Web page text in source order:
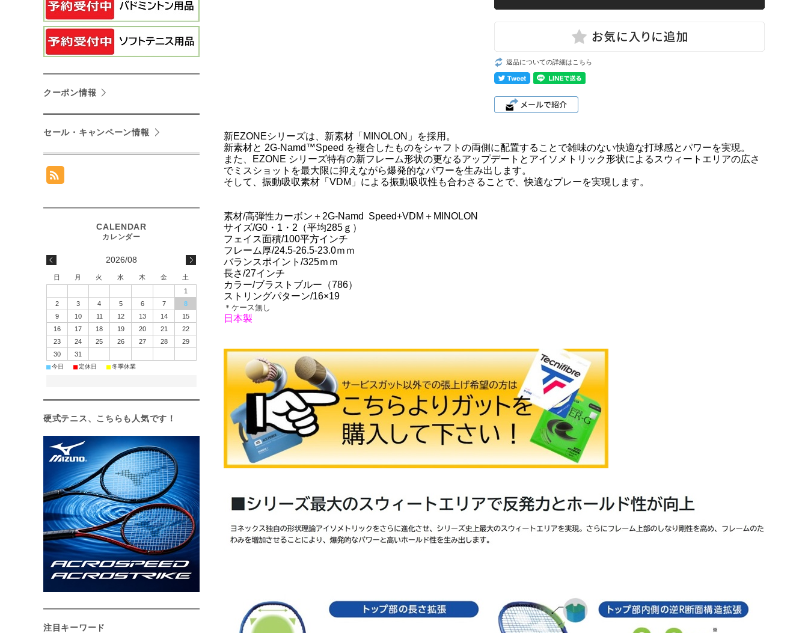
返品についての詳細はこちら
新EZONEシリーズは、新素材「MINOLON」を採用。
新素材と 2G-Namd™Speed を複合したものをシャフトの両側に配置することで雑味のない快適な打球感とパワーを実現。
また、EZONE シリーズ特有の新フレーム形状の更なるアップデートとアイソメトリック形状によるスウィートエリアの広さ
でミスショットを最大限に抑えながら爆発的なパワーを生み出します。
そして、振動吸収素材「VDM」による振動吸収性も合わさることで、快適なプレーを実現します。
素材/高弾性カーボン＋2G-Namd Speed+VDM＋MINOLON
サイズ/G0・1・2（平均285ｇ）
フェイス面積/100平方インチ
フレーム厚/24.5-26.5-23.0ｍｍ
バランスポイント/325ｍｍ
長さ/27インチ
カラー/ブラストブルー（786）
ストリングパターン/16×19
＊ケース無し
日本製
クーポン情報
セール・キャンペーン情報
2026/08
日 月 火 水 木 金
土
1
2
3 4 5 6 7
8
9
10 11 12 13 14
15
16
17 18 19 20 21
22
23
24 25 26 27 28
29
30
31
■今日 ■定休日 ■冬季休業
硬式テニス、こちらも人気です！
注目キーワード